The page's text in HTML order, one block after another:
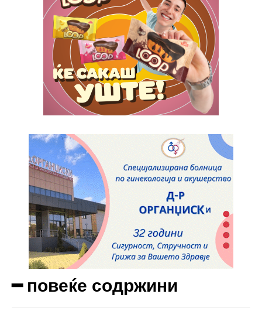
Full member access:
Etiam est nibh, lobortis sit
Praesent euismod ac
Ut mollis pellentesque tortor
Nullam eu erat condimentum
Donec quis est ac felis
Orci varius natoque dolor
━ повеќе содржини